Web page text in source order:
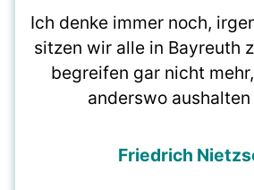
Ich denke immer noch,
sitzen wir alle in Bayreuth
begreifen gar nicht
anderswo
Friedrich